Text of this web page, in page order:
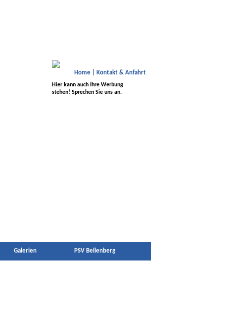
Home Kontakt & Anfahrt
Galerien PSV Bellenberg
Hier kann auch Ihre Werbung
stehen! Sprechen Sie uns an.